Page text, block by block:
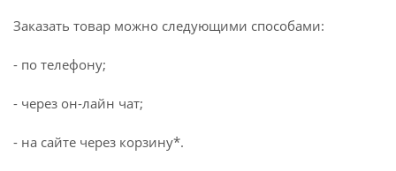
Заказать товар можно следующими способами:
- по телефону;
- через он-лайн чат;
- на сайте через корзину*.